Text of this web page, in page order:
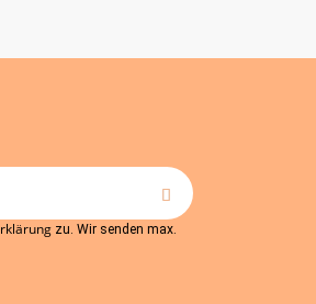
zu. Wir senden max.